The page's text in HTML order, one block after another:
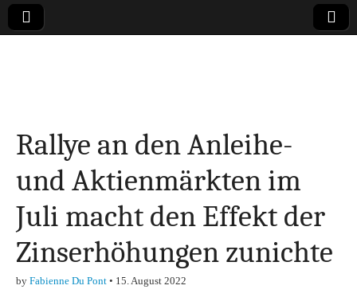
Finanzen,
Marketing-, Vertrieb-
& Investment-Tipps
Rallye an den Anleihe-
und Aktienmärkten im
Juli macht den Effekt der
Zinserhöhungen zunichte
by Fabienne Du Pont • 15. August 2022